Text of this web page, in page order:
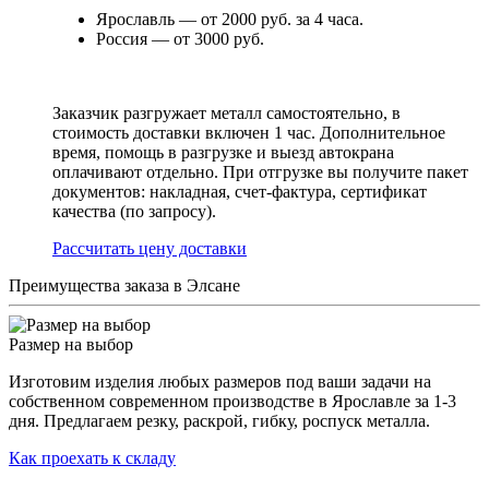
Ярославль — от 2000 руб. за 4 часа.
Россия — от 3000 руб.
Заказчик разгружает металл самостоятельно, в
стоимость доставки включен 1 час. Дополнительное
время, помощь в разгрузке и выезд автокрана
оплачивают отдельно. При отгрузке вы получите пакет
документов: накладная, счет-фактура, сертификат
качества (по запросу).
Раcсчитать цену доставки
Преимущества заказа в Элсане
Размер на выбор
Изготовим изделия любых размеров под ваши задачи на
собственном современном производстве в Ярославле за 1-3
дня. Предлагаем резку, раскрой, гибку, роспуск металла.
Как проехать к складу